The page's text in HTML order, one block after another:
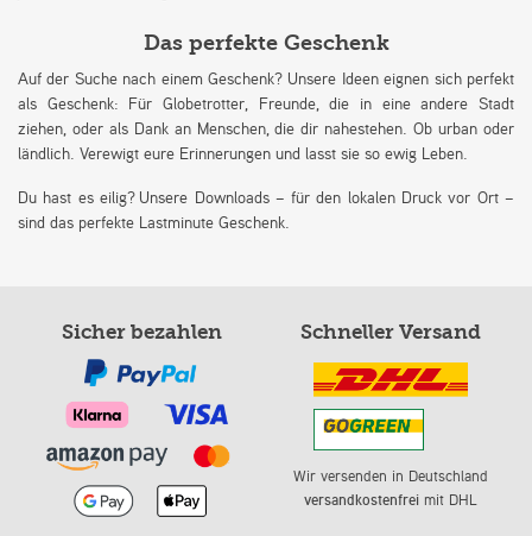
Das perfekte Geschenk
Auf der Suche nach einem Geschenk? Unsere Ideen eignen sich perfekt
als Geschenk: Für Globetrotter, Freunde, die in eine andere Stadt
ziehen, oder als Dank an Menschen, die dir nahestehen. Ob urban oder
ländlich. Verewigt eure Erinnerungen und lasst sie so ewig Leben.
Du hast es eilig? Unsere Downloads – für den lokalen Druck vor Ort –
sind das perfekte Lastminute Geschenk.
Sicher bezahlen Schneller Versand
Wir versenden in Deutschland
versandkostenfreimit DHL